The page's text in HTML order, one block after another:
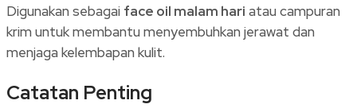
Digunakan sebagai face oil malam hari atau campuran
krim untuk membantu menyembuhkan jerawat dan
menjaga kelembapan kulit.
Catatan Penting